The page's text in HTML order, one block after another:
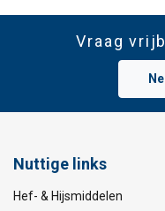
Vraag
Nuttige links
Hef- & Hijsmiddelen